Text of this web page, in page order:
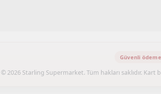
© 2026 Starling Supermarket. Tüm hakları saklıdır.